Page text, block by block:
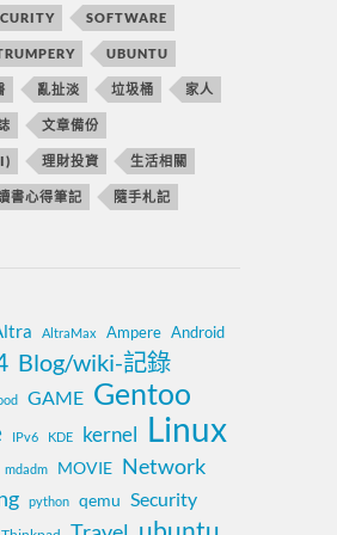
SOFTWARE
UBUNTU
亂扯淡 垃圾桶 家人
文章備份
理財投資 生活相關
書心得筆記 隨手札記
AltraMax Ampere Android
Blog/wiki-記錄
GAME Gentoo
IPv6 KDE kernel Linux
mdadm MOVIE Network
python qemu Security